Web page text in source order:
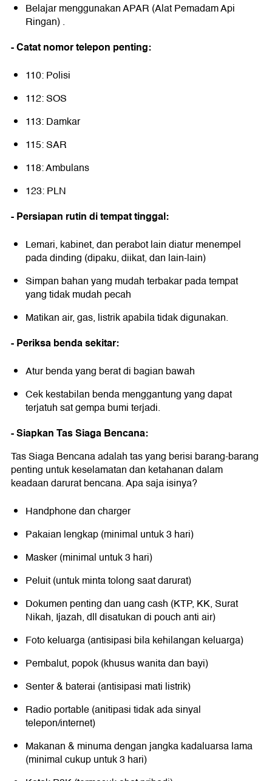
Belajar menggunakan APAR (Alat Pemadam Api
Ringan) .
- Catat nomor telepon penting:
110: Polisi
112: SOS
113: Damkar
115: SAR
118: Ambulans
123: PLN
- Persiapan rutin di tempat tinggal:
Lemari, kabinet, dan perabot lain diatur menempel
pada dinding (dipaku, diikat, dan lain-lain)
Simpan bahan yang mudah terbakar pada tempat
yang tidak mudah pecah
Matikan air, gas, listrik apabila tidak digunakan.
- Periksa benda sekitar:
Atur benda yang berat di bagian bawah
Cek kestabilan benda menggantung yang dapat
terjatuh sat gempa bumi terjadi.
- Siapkan Tas Siaga Bencana:
Tas Siaga Bencana adalah tas yang berisi barang-barang
penting untuk keselamatan dan ketahanan dalam
keadaan darurat bencana. Apa saja isinya?
Handphone dan charger
Pakaian lengkap (minimal untuk 3 hari)
Masker (minimal untuk 3 hari)
Peluit (untuk minta tolong saat darurat)
Dokumen penting dan uang cash (KTP, KK, Surat
Nikah, Ijazah, dll disatukan di pouch anti air)
Foto keluarga (antisipasi bila kehilangan keluarga)
Pembalut, popok (khusus wanita dan bayi)
Senter & baterai (antisipasi mati listrik)
Radio portable (anitipasi tidak ada sinyal
telepon/internet)
Makanan & minuma dengan jangka kadaluarsa lama
(minimal cukup untuk 3 hari)